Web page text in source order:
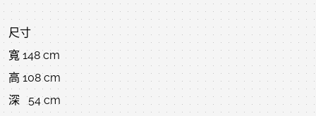
尺寸
寬 148 cm
高 108 cm
深 54 cm